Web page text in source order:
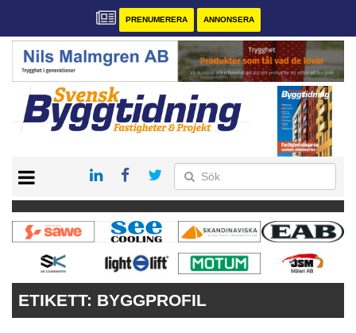
PRENUMERERA ANNONSERA
PRENUMERERA
VÅRA ANDRA MAGASIN
ANNONSERA
ETIKETT: BYGGPROFIL